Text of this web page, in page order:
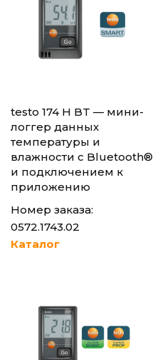
testo 174 H BT — мини-
логгер данных
температуры и
влажности с Bluetooth®
и подключением к
приложению
Номер заказа:
0572.1743.02
Каталог